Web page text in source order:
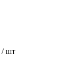
/ шт